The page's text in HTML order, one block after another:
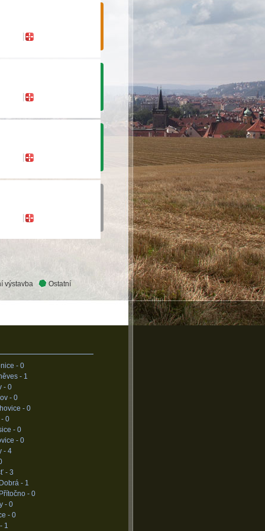
výstavba Ostatní
- 0
- 1
- 0
- 0
- 0
- 0
- 0
- 0
- 4
- 3
- 1
- 0
- 0
- 0
1